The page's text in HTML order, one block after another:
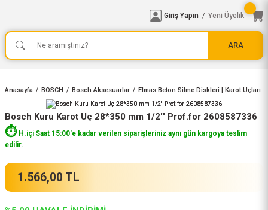
ARA
Giriş Yapın / Yeni Üyelik
Anasayfa BOSCH Bosch Aksesuarlar Elmas Beton Silme Diskleri | Karot Uçları |
Bosch Kuru Karot Uç 28*350 mm 1/2'' Prof.for 2608587336
⏱️H.içi Saat 15:00'e kadar verilen siparişleriniz aynı gün kargoya teslim
edilir.
1.566,00 TL